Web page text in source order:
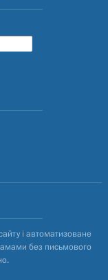
і автоматизоване
без письмового